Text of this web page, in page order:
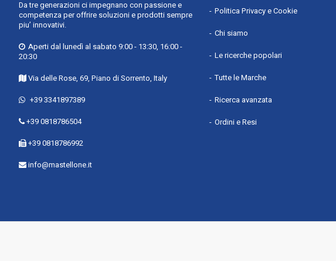
Dimensioni schermo : 46 x 78 mm
Colori del display : Monocromatico
Profondità : 195 mm
Peso : 590 g
Numero di cornette incluse : 1
Manuale dell'utente : Sì
Da tre generazioni ci impegnano con passione e
competenza per offrire soluzioni e prodotti sempre
piu’ innovativi.
Aperti dal lunedì al sabato 9:00 - 13:30, 16:00 -
20:30
Via delle Rose, 69, Piano di Sorrento, Italy
+39 3341897389
+39 0818786504
+39 0818786992
info@mastellone.it
Politica Privacy e Cookie
Chi siamo
Le ricerche popolari
Tutte le Marche
Ricerca avanzata
Ordini e Resi